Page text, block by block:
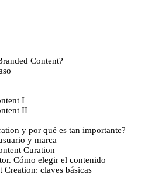
Content?
I
II
y por qué es tan importante?
y marca
Curation
Cómo elegir el contenido
claves básicas